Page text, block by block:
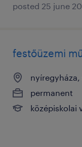
posted 25 june
festőüzemi
permanent
középiskolai